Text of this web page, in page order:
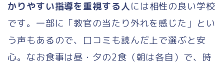
かりやすい指導を重視する人には相性の良い学校
です。一部に「教官の当たり外れを感じた」とい
う声もあるので、口コミも読んだ上で選ぶと安
心。なお食事は昼・夕の2食（朝は各自）で、時